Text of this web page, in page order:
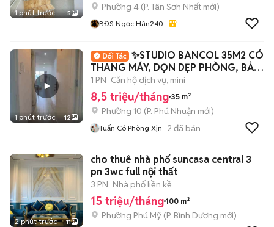
1 phút trước 5
Phường 4 (P. Tân Sơn Nhất mới)
BĐS Ngọc Hân240
1 phút trước 12
✨️STUDIO BANCOL 35M2 CÓ
THANG MÁY, DỌN DẸP PHÒNG, BẢO
VỆ 24/24✨️
1 PN Căn hộ dịch vụ, mini
8,5 triệu/tháng 35 m²
Phường 10 (P. Phú Nhuận mới)
Tuấn Có Phòng Xịn 2 đã bán
2 phút trước 11
cho thuê nhà phố suncasa central 3
pn 3wc full nội thất
3 PN Nhà phố liền kề
15 triệu/tháng 100 m²
Phường Phú Mỹ (P. Bình Dương mới)